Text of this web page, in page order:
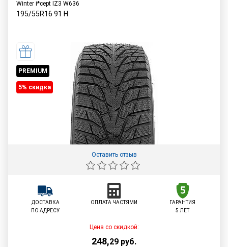
Winter i*cept IZ3 W636
195/55R16 91 H
PREMIUM
5% cкидка
Оставить отзыв
ДОСТАВКА
ПО АДРЕСУ
ОПЛАТА ЧАСТЯМИ
ГАРАНТИЯ
5 ЛЕТ
Цена со скидкой:
248,29 руб.